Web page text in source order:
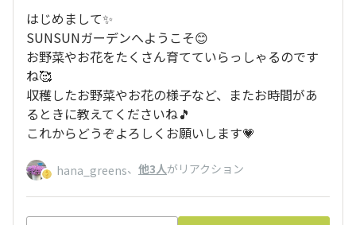
はじめまして✨
SUNSUNガーデンへようこそ😊
お野菜やお花をたくさん育てていらっしゃるのです
ね🥰
収穫したお野菜やお花の様子など、またお時間があ
るときに教えてくださいね🎵
これからどうぞよろしくお願いします💗
hana_greens、 他3人がリアクション